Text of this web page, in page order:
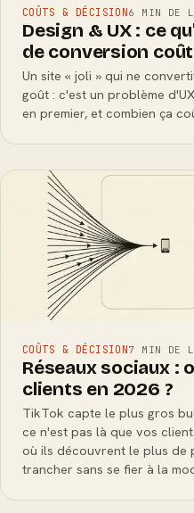
COÛTS & DÉCISION6 MIN DE
Design & UX : ce
de conversion
Un site « joli » qui ne
goût : c'est un problème
en premier, et combien ça
COÛTS & DÉCISION7 MIN DE
Réseaux sociaux :
clients en 2026 ?
TikTok capte le plus gros
ce n'est pas là que vos
où ils découvrent le plus de
trancher sans se fier à la